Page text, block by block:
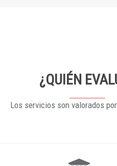
¿QUIÉN
Los servicios son valorados